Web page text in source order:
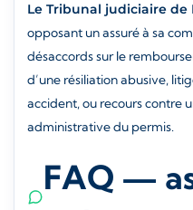
Le Tribunal judiciaire
opposant un assuré à sa
désaccords sur le
d’une résiliation abusive,
accident, ou recours contre
administrative du permis.
FAQ —